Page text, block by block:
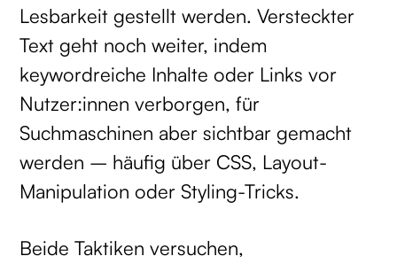
Lesbarkeit gestellt werden. Versteckter
Text geht noch weiter, indem
keywordreiche Inhalte oder Links vor
Nutzer:innen verborgen, für
Suchmaschinen aber sichtbar gemacht
werden – häufig über CSS, Layout-
Manipulation oder Styling-Tricks.
Beide Taktiken versuchen,